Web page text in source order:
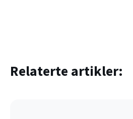
Relaterte artikler: